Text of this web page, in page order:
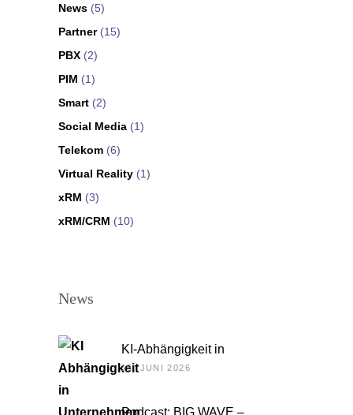
News (5)
Partner(15)
PBX (2)
PIM (1)
Smart (2)
Social Media (1)
Telekom (6)
Virtual Reality (1)
xRM (3)
xRM/CRM (10)
News
KI-Abhängigkeit in
Unternehmen
15. JUNI 2026
Podcast: BIG WAVE –